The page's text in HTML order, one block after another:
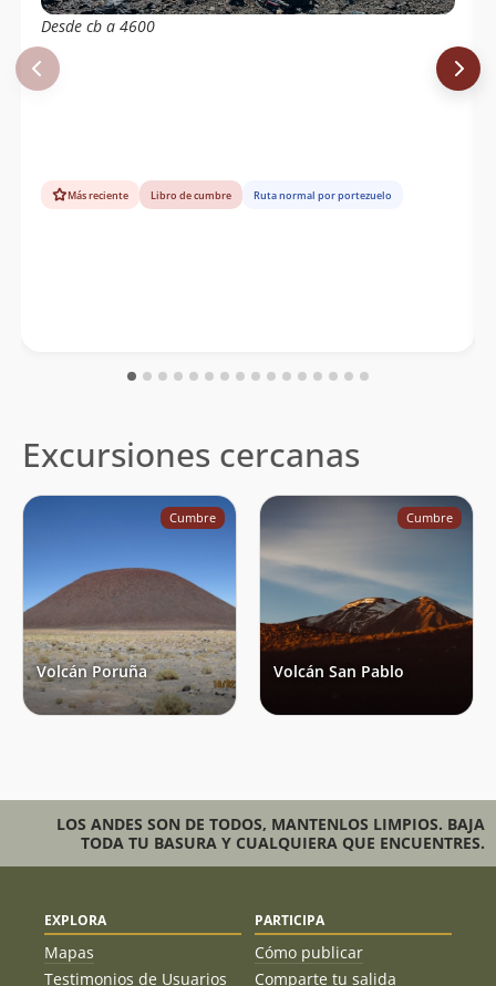
Desde cb a 4600
Más reciente Libro de cumbre Ruta normal por portezuelo
Excursiones cercanas
Cumbre
Volcán Poruña
Cumbre
Volcán San Pablo
LOS ANDES SON DE TODOS, MANTENLOS LIMPIOS. BAJA
TODA TU BASURA Y CUALQUIERA QUE ENCUENTRES.
EXPLORA
Mapas
Testimonios de Usuarios
PARTICIPA
Cómo publicar
Comparte tu salida